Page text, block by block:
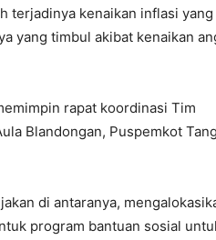
terjadinya kenaikan inflasi yang
yang timbul akibat kenaikan
rapat koordinasi Tim
Blandongan, Puspemkot
di antaranya,
program bantuan sosial